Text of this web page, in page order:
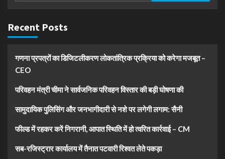
Recent Posts
गणना प्रपत्रों का डिजिटलीकरण लोकतांत्रिक प्रक्रिया को करेगा मजबूत –
CEO
परिवहन मंत्री चीमा ने सार्वजनिक परिवहन विस्तार की बड़ी घोषणा की
सामुदायिक पुलिसिंग और जनभागीदारी से नशे पर लगेगी लगाम: सैनी
फील्ड में रहकर करें निगरानी, आपात स्थिति में हो त्वरित कार्रवाई – CM
सब-रजिस्ट्रार कार्यालय में तैनात पटवारी रिश्वत लेते पकड़ा